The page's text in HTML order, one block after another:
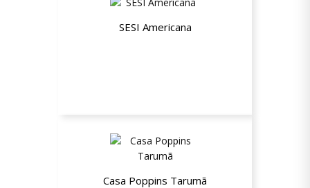
SESI Americana
Casa Poppins Tarumã